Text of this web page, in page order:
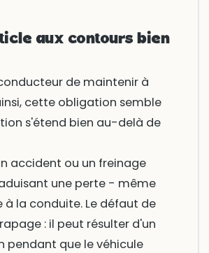
aux contours bien
de maintenir à
cette obligation semble
s'étend bien au-delà de
accident ou un freinage
une perte - même
la conduite. Le défaut de
: il peut résulter d'un
pendant que le véhicule